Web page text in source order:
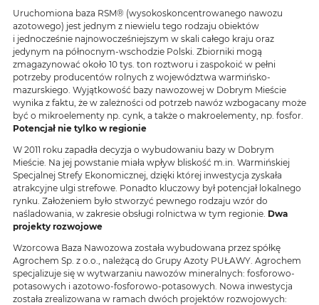
Uruchomiona baza RSM® (wysokoskoncentrowanego nawozu
azotowego) jest jednym z niewielu tego rodzaju obiektów
i jednocześnie najnowocześniejszym w skali całego kraju oraz
jedynym na północnym-wschodzie Polski. Zbiorniki mogą
zmagazynować około 10 tys. ton roztworu i zaspokoić w pełni
potrzeby producentów rolnych z województwa warmińsko-
mazurskiego. Wyjątkowość bazy nawozowej w Dobrym Mieście
wynika z faktu, że w zależności od potrzeb nawóz wzbogacany może
być o mikroelementy np. cynk, a także o makroelementy, np. fosfor.
Potencjał nie tylko w regionie
W 2011 roku zapadła decyzja o wybudowaniu bazy w Dobrym
Mieście. Na jej powstanie miała wpływ bliskość m.in. Warmińskiej
Specjalnej Strefy Ekonomicznej, dzięki której inwestycja zyskała
atrakcyjne ulgi strefowe. Ponadto kluczowy był potencjał lokalnego
rynku. Założeniem było stworzyć pewnego rodzaju wzór do
naśladowania, w zakresie obsługi rolnictwa w tym regionie. Dwa
projekty rozwojowe
Wzorcowa Baza Nawozowa została wybudowana przez spółkę
Agrochem Sp. z o.o., należącą do Grupy Azoty PUŁAWY. Agrochem
specjalizuje się w wytwarzaniu nawozów mineralnych: fosforowo-
potasowych i azotowo-fosforowo-potasowych. Nowa inwestycja
została zrealizowana w ramach dwóch projektów rozwojowych: